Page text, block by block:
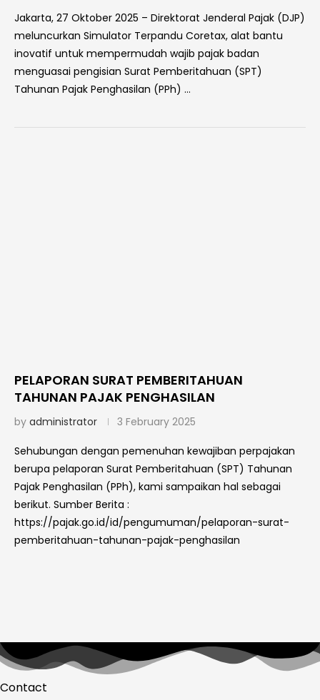
Jakarta, 27 Oktober 2025 – Direktorat Jenderal Pajak (DJP)
meluncurkan Simulator Terpandu Coretax, alat bantu
inovatif untuk mempermudah wajib pajak badan
menguasai pengisian Surat Pemberitahuan (SPT)
Tahunan Pajak Penghasilan (PPh) …
PELAPORAN SURAT PEMBERITAHUAN
TAHUNAN PAJAK PENGHASILAN
by administrator 3 February 2025
Sehubungan dengan pemenuhan kewajiban perpajakan
berupa pelaporan Surat Pemberitahuan (SPT) Tahunan
Pajak Penghasilan (PPh), kami sampaikan hal sebagai
berikut. Sumber Berita :
https://pajak.go.id/id/pengumuman/pelaporan-surat-
pemberitahuan-tahunan-pajak-penghasilan
Contact